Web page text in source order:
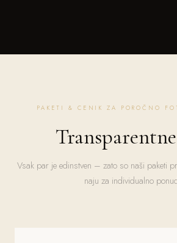
PAKETI & CENIK ZA POROČNO
Transparentne
Vsak par je edinstven – zato so naši paketi
naju za individualno